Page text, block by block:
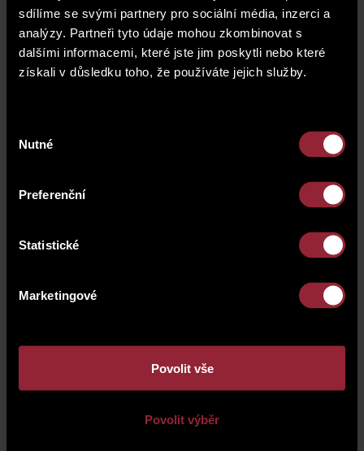
sdílíme se svými partnery pro sociální média, inzerci a
analýzy. Partneři tyto údaje mohou zkombinovat s
dalšími informacemi, které jste jim poskytli nebo které
získali v důsledku toho, že používáte jejich služby.
souhlasu
Nutné
Preferenční
Statistické
Marketingové
Povolit vše
Povolit výběr